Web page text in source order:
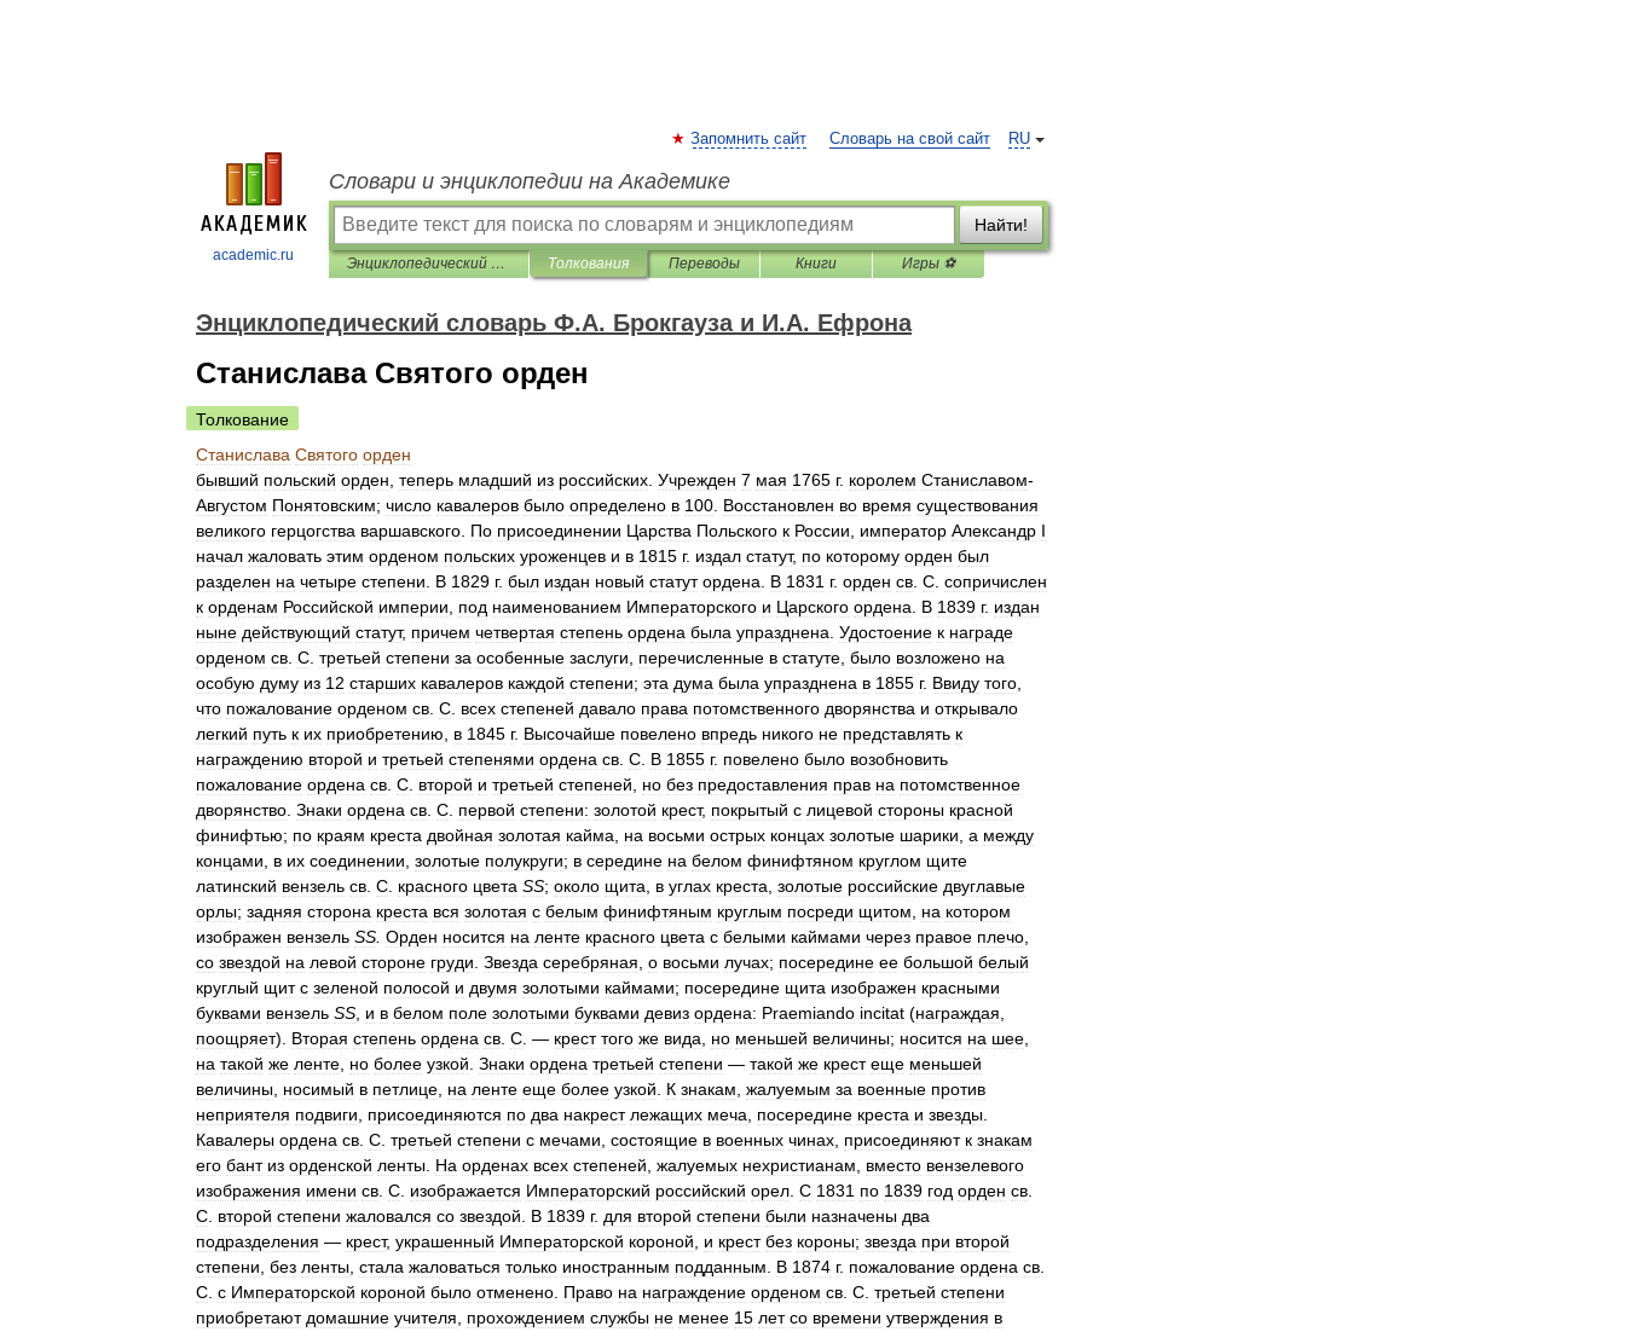
academic.ru
RU
Запомнить сайт Словарь на свой сайт
Словари и энциклопедии на Академике
Найти!
Энциклопедический словарь Ф.А. Брокгауза и И.А. Ефрона Толкования Переводы Книги Игры ⚽
Энциклопедический словарь Ф.А. Брокгауза и И.А. Ефрона
Станислава Святого орден
Толкование
Станислава Святого орден
бывший польский орден теперь младший из российских Учрежден 7 мая 1765 г. королем Станиславом-
Августом Понятовским; число кавалеров было определено в 100 Восстановлен во время существования
великого герцогства варшавского По присоединении Царства Польского к России император Александр I
начал жаловать этим орденом польских уроженцев и в 1815 г. издал статут, по которому орден был
разделен на четыре степени В 1829 г. был издан новый статут ордена В 1831 г. орден св С сопричислен
к орденам Российской империи под наименованием Императорского и Царского ордена В 1839 г. издан
ныне действующий статут, причем четвертая степень ордена была упразднена Удостоение к награде
орденом св С третьей степени за особенные заслуги перечисленные в статуте было возложено на
особую думу из 12 старших кавалеров каждой степени; эта дума была упразднена в 1855 г. Ввиду того
что пожалование орденом св С всех степеней давало права потомственного дворянства и открывало
легкий путь к их приобретению в 1845 г. Высочайше повелено впредь никого не представлять к
награждению второй и третьей степенями ордена св С В 1855 г. повелено было возобновить
пожалование ордена св С второй и третьей степеней но без предоставления прав на потомственное
дворянство Знаки ордена св С первой степени: золотой крест, покрытый с лицевой стороны красной
финифтью; по краям креста двойная золотая кайма на восьми острых концах золотые шарики а между
концами
в их соединении золотые полукруги; в середине на белом финифтяном круглом щите
латинский вензель св С красного цвета SS; около щита в углах креста золотые российские двуглавые
орлы; задняя сторона креста вся золотая с белым финифтяным круглым посреди щитом на котором
изображен вензель SS Орден носится на ленте красного цвета с белыми каймами через правое плечо
со звездой на левой стороне груди Звезда серебряная о восьми лучах; посередине ее большой белый
круглый щит с зеленой полосой и двумя золотыми каймами; посередине щита изображен красными
буквами вензель SS и в белом поле золотыми буквами девиз ордена: Praemiando incitat (награждая
поощряет). Вторая степень ордена св С . — крест того же вида но меньшей величины; носится на шее
на такой же ленте но более узкой Знаки ордена третьей степени — такой же крест еще меньшей
величины носимый в петлице на ленте еще более узкой К знакам жалуемым за военные против
неприятеля подвиги присоединяются по два накрест лежащих меча посередине креста и звезды
Кавалеры ордена св С третьей степени с мечами состоящие в военных чинах присоединяют к знакам
его бант из орденской ленты На орденах всех степеней жалуемых нехристианам вместо вензелевого
изображения имени св С изображается Императорский российский орел С 1831 по 1839 год орден св
С второй степени жаловался со звездой В 1839 г. для второй степени были назначены два
подразделения — крест, украшенный Императорской короной и крест без короны; звезда при второй
степени без ленты стала жаловаться только иностранным подданным В 1874 г. пожалование ордена св
С с Императорской короной было отменено Право на награждение орденом св С третьей степени
приобретают домашние учителя прохождением службы не менее 15 лет со времени утверждения в